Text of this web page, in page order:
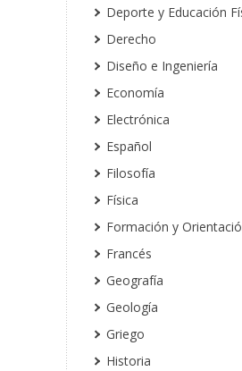
Deporte y Educación
Derecho
Diseño e Ingeniería
Economía
Electrónica
Español
Filosofía
Física
Formación y
Francés
Geografía
Geología
Griego
Historia